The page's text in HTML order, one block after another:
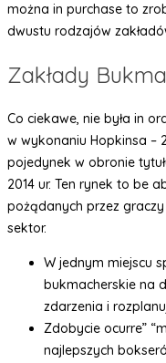
można in purchase to
dwustu rodzajów
Zakłady
Co ciekawe, nie była in
w wykonaniu Hopkinsa –
pojedynek w obronie
2014 ur. Ten rynek to be
pożądanych przez
sektor.
W jednym miejscu
bukmacherskie na
zdarzenia i
Zdobycie ocurre”
najlepszych